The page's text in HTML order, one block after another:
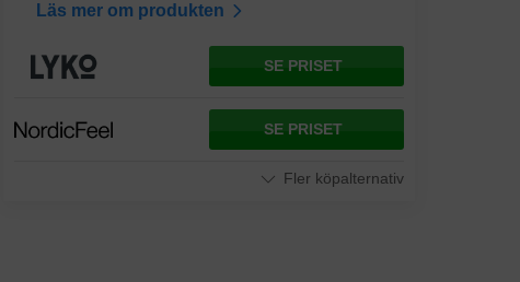
Läs mer om produkten
SE PRISET
SE PRISET
Fler köpalternativ